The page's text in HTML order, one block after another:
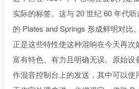
实际的标签。这与 20 世纪 60 年代
的 Plates and Springs 形成鲜明对比
正是这些特性使这种混响在今天再
富有特色、有力且明确无误。原始设
作混音控制台上的发送，其中可以使